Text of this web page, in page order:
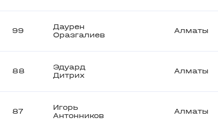
99
Даурен
Оразгалиев
Алматы
88
Эдуард
Дитрих
Алматы
87
Игорь
Антонников
Алматы